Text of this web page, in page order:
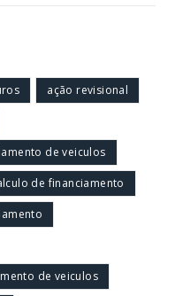
ação revisional
de veiculos
de financiamento
de veiculos